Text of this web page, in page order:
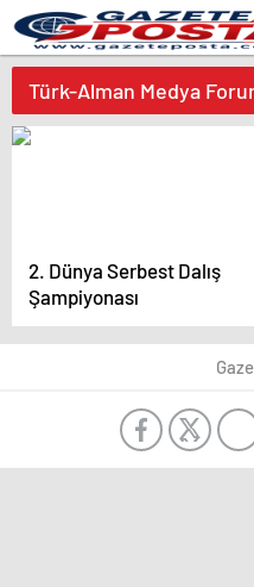
Türk-Alman Medya
2. Dünya Serbest Dalış
Şampiyonası